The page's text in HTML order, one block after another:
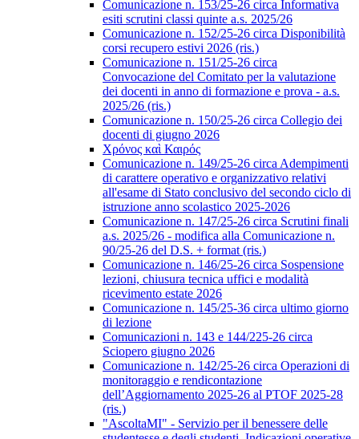
Comunicazione n. 153/25-26 circa Informativa
esiti scrutini classi quinte a.s. 2025/26
Comunicazione n. 152/25-26 circa Disponibilità
corsi recupero estivi 2026 (ris.)
Comunicazione n. 151/25-26 circa
Convocazione del Comitato per la valutazione
dei docenti in anno di formazione e prova - a.s.
2025/26 (ris.)
Comunicazione n. 150/25-26 circa Collegio dei
docenti di giugno 2026
Χρόνος καὶ Καιρός
Comunicazione n. 149/25-26 circa Adempimenti
di carattere operativo e organizzativo relativi
all'esame di Stato conclusivo del secondo ciclo di
istruzione anno scolastico 2025-2026
Comunicazione n. 147/25-26 circa Scrutini finali
a.s. 2025/26 - modifica alla Comunicazione n.
90/25-26 del D.S. + format (ris.)
Comunicazione n. 146/25-26 circa Sospensione
lezioni, chiusura tecnica uffici e modalità
ricevimento estate 2026
Comunicazione n. 145/25-36 circa ultimo giorno
di lezione
Comunicazioni n. 143 e 144/225-26 circa
Sciopero giugno 2026
Comunicazione n. 142/25-26 circa Operazioni di
monitoraggio e rendicontazione
dell’Aggiornamento 2025-26 al PTOF 2025-28
(ris.)
"AscoltaMI" - Servizio per il benessere delle